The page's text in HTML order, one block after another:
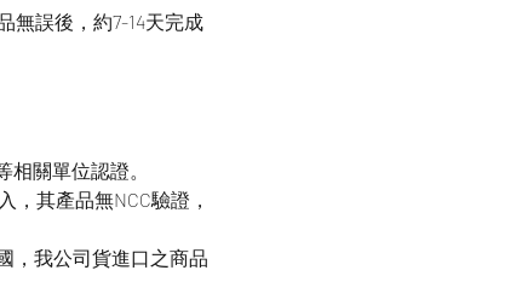
無誤後，約7-14天完成
相關單位認證。
，其產品無NCC驗證，
，我公司貨進口之商品